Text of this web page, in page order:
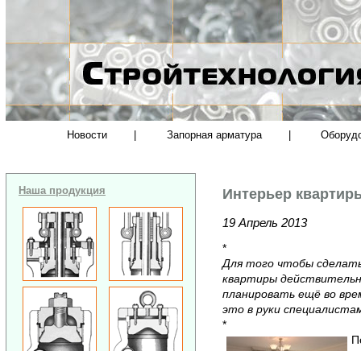
Новости Запорная арматура
Наша продукция Интерьер
19 Апрель 2013
*
Для того чтобы
квартиры
планировать ещё во
это в руки
*